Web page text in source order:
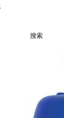
搜索